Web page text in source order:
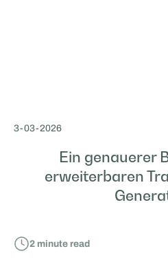
3-03-2026
Ein genauerer
erweiterbaren
2 minute read